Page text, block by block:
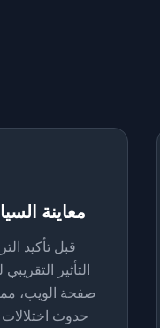
معاينة
قبل تأكيد
التأثير
صفحة الويب،
حدوث